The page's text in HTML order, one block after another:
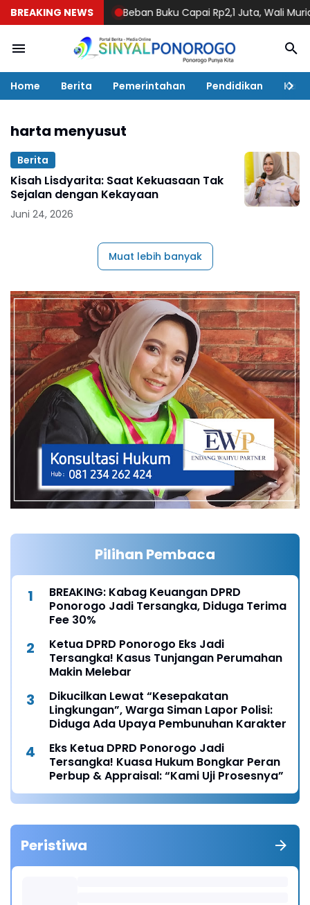
BREAKING NEWS Beban Buku Capai Rp2,1 Juta, Wali Murid
Home Berita Pemerintahan Pendidikan
harta menyusut
Berita
Kisah Lisdyarita: Saat Kekuasaan Tak
Sejalan dengan Kekayaan
Juni 24, 2026
Muat lebih banyak
Pilihan Pembaca
BREAKING: Kabag Keuangan DPRD
Ponorogo Jadi Tersangka, Diduga Terima
Fee 30%
Ketua DPRD Ponorogo Eks Jadi
Tersangka! Kasus Tunjangan Perumahan
Makin Melebar
Dikucilkan Lewat “Kesepakatan
Lingkungan”, Warga Siman Lapor Polisi:
Diduga Ada Upaya Pembunuhan Karakter
Eks Ketua DPRD Ponorogo Jadi
Tersangka! Kuasa Hukum Bongkar Peran
Perbup & Appraisal: “Kami Uji Prosesnya”
Peristiwa